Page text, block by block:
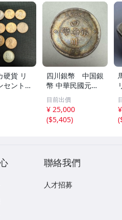
硬貨 リ
セント
ット 外
古銭 コ
四川銀幣 中国銀
幣 中華民國元年
軍政府造 壹圓 古
銭 銀貨 アンティ
ーク
目前出價
¥ 25,000
($5,405)
(
聯絡我們
人才招募